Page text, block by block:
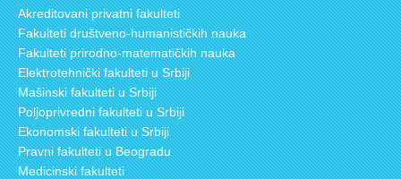
Akreditovani privatni fakulteti
Fakulteti društveno-humanističkih nauka
Fakulteti prirodno-matematičkih nauka
Elektrotehnički fakulteti u Srbiji
Mašinski fakulteti u Srbiji
Poljoprivredni fakulteti u Srbiji
Ekonomski fakulteti u Srbiji
Pravni fakulteti u Beogradu
Medicinski fakulteti